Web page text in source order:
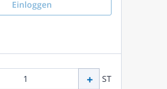
Einloggen
ST